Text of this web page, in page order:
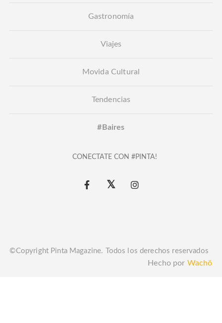
Gastronomía
Viajes
Movida Cultural
Tendencias
#Baires
CONECTATE CON #PINTA!
©Copyright Pinta Magazine. Todos los derechos reservados
Hecho por Wachö